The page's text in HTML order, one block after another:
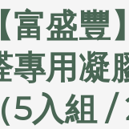
【富盛
專用凝
（5入組